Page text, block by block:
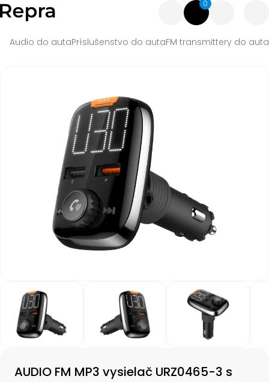
0
Audio do autaPríslušenstvo do autaFM transmittery do auta
AUDIO FM MP3 vysielač URZ0465-3 s